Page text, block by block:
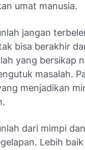
umat manusia.
jangan
bisa berakhir
yang bersikap
masalah.
menjadikan
dari mimpi
Lebih